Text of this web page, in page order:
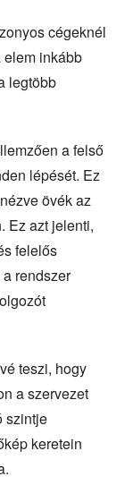
cégeknél
inkább
legtöbb
a felső
lépését. Ez
övék az
Ez azt jelenti,
felelős
rendszer
teszi, hogy
a szervezet
szintje
keretein